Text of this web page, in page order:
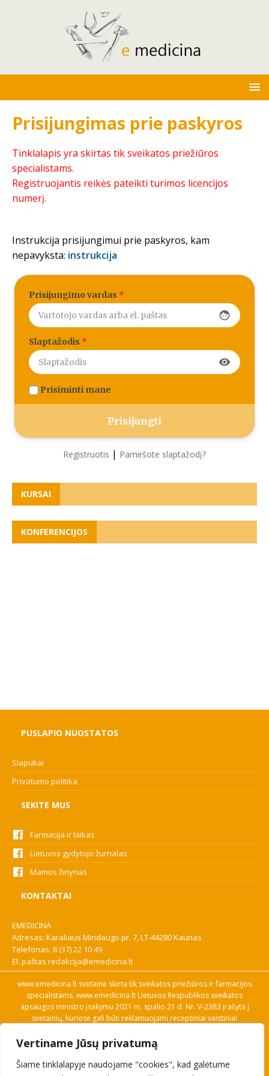
Vertiname Jūsų privatumą
Šiame tinklalapyje naudojame "cookies", kad galėtume
Prisijungimas prie paskyros
Tinklalapis yra skirtas tik sveikatos priežiūros
specialistams.
Registruojantis reikės pateikti turimos licencijos
numerį.
Instrukcija prisijungimui prie paskyros, kam
nepavyksta: instrukcija
Prisijungimo vardas *
face
Slaptažodis *
visibility
Prisiminti mane
Registruotis | Pamiršote slaptažodį?
KURSAI
KONFERENCIJOS
PUSLAPIO NUOSTATOS
Slapukai
Privatumo politika
SEKITE MUS
Farmacija ir laikas
Lietuvos gydytojo žurnalas
Mamos žinynas
KONTAKTAI
EMEDICINA
Adresas: Karaliaus Mindaugo pr. 7, LT-44280 Kaunas
Telefonas: 8 (37) 22 10 49
El. paštas redakcija@emedicina.lt
www.emedicina.lt svetainė skirta tik sveikatos priežiūros ir farmacijos
specialistams. www.emedicina.lt Lietuvos Respublikos sveikatos
apsaugos ministro įsakymu 2021 m. spalio 21 d. Nr. V-2383 įrašyta į
svetainių, kuriose gali būti reklamuojami receptiniai vaistiniai
savo profesinę kvalifikaciją. Naudingos nuorodos: Vaistų ir medicinos
pagalbos priemonių kainų paieška, VVKT tinklalapis, Sveikatos
priežiūros ar farmacijos specialisto pranešimo apie įtariamą